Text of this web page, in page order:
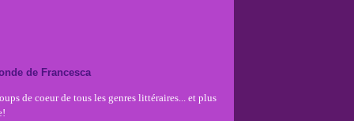
de Francesca
de coeur de tous les genres littéraires... et plus